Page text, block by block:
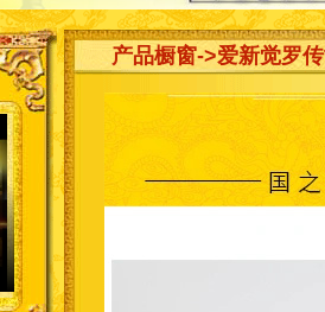
产品橱窗->爱新觉罗